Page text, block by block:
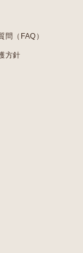
問（FAQ）
方針